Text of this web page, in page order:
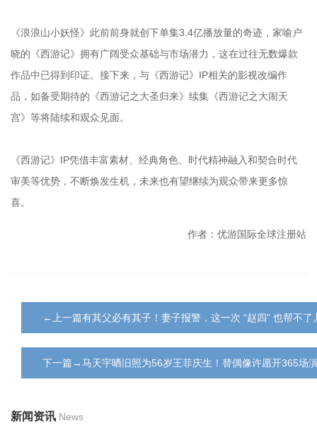
《浪浪山小妖怪》此前前身就创下单集3.4亿播放量的奇迹，家喻户
晓的《西游记》拥有广阔受众基础与市场潜力，这在过往无数爆款
作品中已得到印证。接下来，与《西游记》IP相关的影视改编作
品，如备受期待的《西游记之大圣归来》续集《西游记之大闹天
宫》等将陆续和观众见面。
《西游记》IP凭借丰富素材、经典角色、时代精神融入和契合时代
审美等优势，不断焕发生机，未来也有望继续为观众带来更多惊
喜。
作者：优游国际全球注册站
←上一篇有其父必有其子！妻子报警，这一次 “赵四” 也帮不了
下一篇→马天宇晒旧照为56岁王菲庆生！替偶像许愿开365场
新闻资讯 News